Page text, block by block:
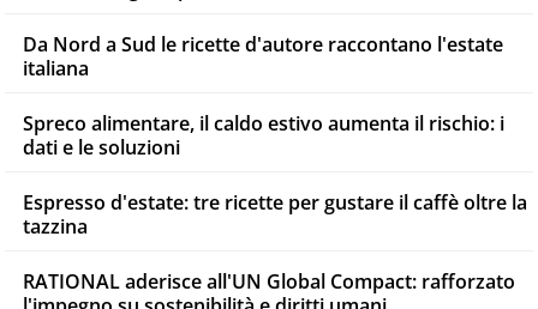
Da Nord a Sud le ricette d'autore raccontano l'estate
italiana
Spreco alimentare, il caldo estivo aumenta il rischio: i
dati e le soluzioni
Espresso d'estate: tre ricette per gustare il caffè oltre la
tazzina
RATIONAL aderisce all'UN Global Compact: rafforzato